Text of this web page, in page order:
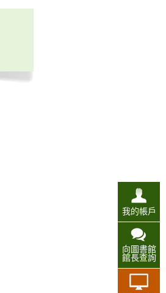
我的帳戶
向圖書館
館長查詢